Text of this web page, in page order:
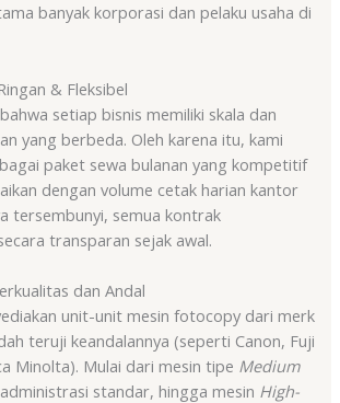
banyak korporasi dan pelaku usaha di
& Fleksibel
setiap bisnis memiliki skala dan
yang berbeda. Oleh karena itu, kami
paket sewa bulanan yang kompetitif
dengan volume cetak harian kantor
tersembunyi, semua kontrak
transparan sejak awal.
dan Andal
unit-unit mesin fotocopy dari merk
teruji keandalannya (seperti Canon, Fuji
Minolta). Mulai dari mesin tipe Medium
standar, hingga mesin High-